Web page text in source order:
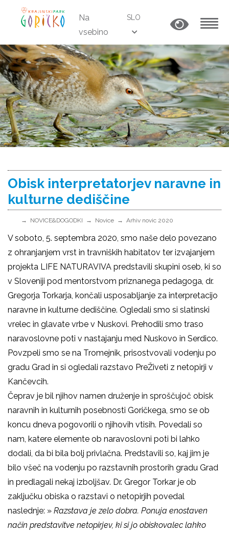
Na
vsebino
SLO
Obisk interpretatorjev naravne in
kulturne dediščine
NOVICE&DOGODKI Novice Arhiv novic 2020
V soboto, 5. septembra 2020, smo naše delo povezano
z ohranjanjem vrst in travniških habitatov ter izvajanjem
projekta LIFE NATURAVIVA predstavili skupini oseb, ki so
v Sloveniji pod mentorstvom priznanega pedagoga, dr.
Gregorja Torkarja, končali usposabljanje za interpretacijo
naravne in kulturne dediščine. Ogledali smo si slatinski
vrelec in glavate vrbe v Nuskovi. Prehodili smo traso
naravoslovne poti v nastajanju med Nuskovo in Serdico.
Povzpeli smo se na Tromejnik, prisostvovali vodenju po
gradu Grad in si ogledali razstavo PreŽiveti z netopirji v
Kančevcih.
Čeprav je bil njihov namen druženje in sproščujoč obisk
naravnih in kulturnih posebnosti Goričkega, smo se ob
koncu dneva pogovorili o njihovih vtisih. Povedali so
nam, katere elemente ob naravoslovni poti bi lahko
dodali, da bi bila bolj privlačna. Predstavili so, kaj jim je
bilo všeč na vodenju po razstavnih prostorih gradu Grad
in predlagali nekaj izboljšav. Dr. Gregor Torkar je ob
zaključku obiska o razstavi o netopirjih povedal
naslednje: » Razstava je zelo dobra. Ponuja enostaven
način predstavitve netopirjev, ki si jo obiskovalec lahko